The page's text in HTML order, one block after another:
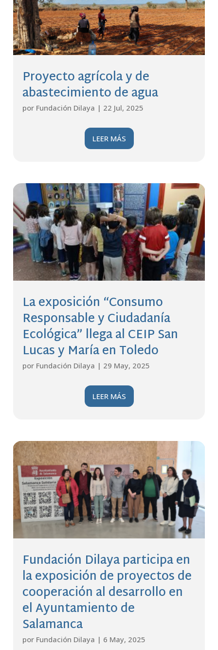
Proyecto agrícola y de
abastecimiento de agua
por Fundación Dilaya | 22 Jul, 2025
LEER MÁS
La exposición “Consumo
Responsable y Ciudadanía
Ecológica” llega al CEIP San
Lucas y María en Toledo
por Fundación Dilaya | 29 May, 2025
LEER MÁS
Fundación Dilaya participa en
la exposición de proyectos de
cooperación al desarrollo en
el Ayuntamiento de
Salamanca
por Fundación Dilaya | 6 May, 2025